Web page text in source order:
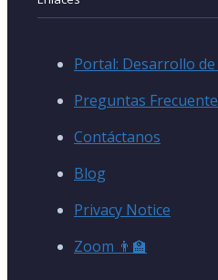
Portal: Desarrollo
Preguntas
Contáctanos
Blog
Privacy Notice
Zoom 👨‍🏫